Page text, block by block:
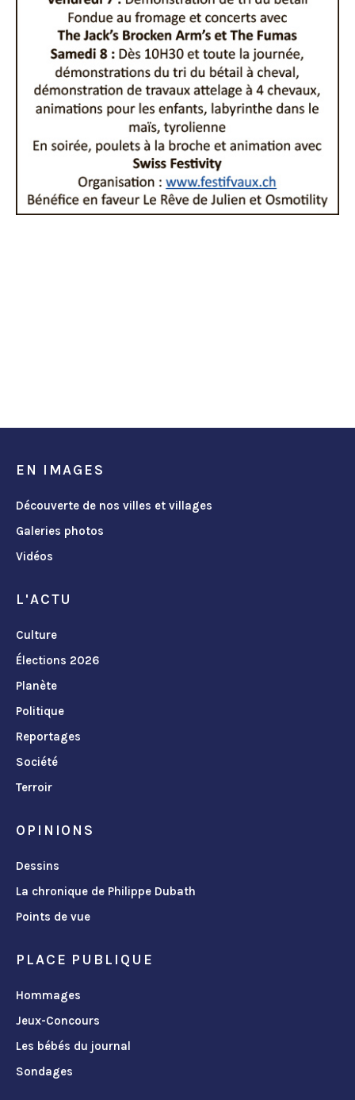
EN IMAGES
Découverte de nos villes et villages
Galeries photos
Vidéos
L'ACTU
Culture
Élections 2026
Planète
Politique
Reportages
Société
Terroir
OPINIONS
Dessins
La chronique de Philippe Dubath
Points de vue
PLACE PUBLIQUE
Hommages
Jeux-Concours
Les bébés du journal
Sondages